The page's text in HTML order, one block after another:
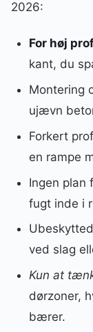
2026:
For høj
kant, du
Montering
ujævn
Forkert
en rampe
Ingen plan
fugt inde i
ved slag
Kun at
dørzoner,
bærer.